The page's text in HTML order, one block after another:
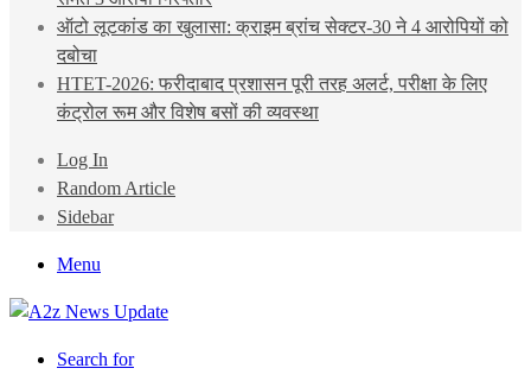
ऑटो लूटकांड का खुलासा: क्राइम ब्रांच सेक्टर-30 ने 4 आरोपियों को
दबोचा
HTET-2026: फरीदाबाद प्रशासन पूरी तरह अलर्ट, परीक्षा के लिए
कंट्रोल रूम और विशेष बसों की व्यवस्था
Log In
Random Article
Sidebar
Menu
Search for